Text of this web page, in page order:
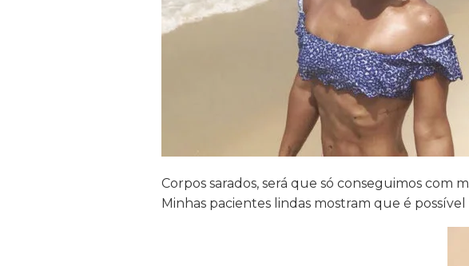
Corpos sarados, será que só conseguimos com
Minhas pacientes lindas mostram que é